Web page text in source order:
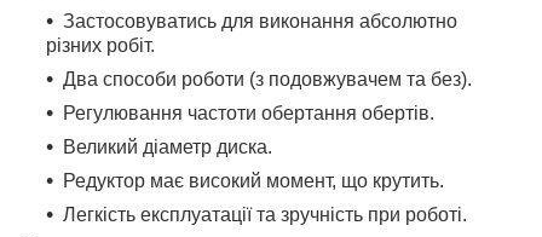
Застосовуватись для виконання абсолютно
різних робіт.
Два способи роботи (з подовжувачем та без).
Регулювання частоти обертання обертів.
Великий діаметр диска.
Редуктор має високий момент, що крутить.
Легкість експлуатації та зручність при роботі.